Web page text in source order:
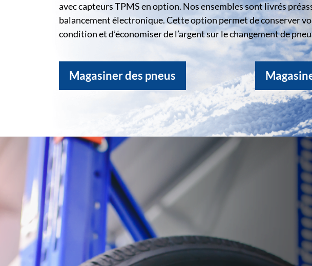
avec capteurs TPMS en option. Nos ensembles sont livrés
balancement électronique. Cette option permet de conserver
condition et d’économiser de l’argent sur le changement de
Magasiner des pneus